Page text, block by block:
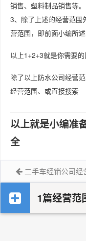
销售、塑料制品销售等。
3、除了上述的经营范围
营范围，即前面小编所
以上1+2+3就是你需要
除了以上防水公司经营
经营范围、或直接搜索
以上就是小编准
全
二手车经销公司经
1篇经营范